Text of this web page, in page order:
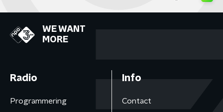
WE WANT
MORE
Radio
Programmering
Info
Contact